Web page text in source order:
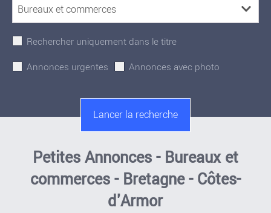
Rechercher uniquement dans le titre
Annonces urgentes
Annonces avec photo
Petites Annonces - Bureaux et
commerces - Bretagne - Côtes-
d'Armor